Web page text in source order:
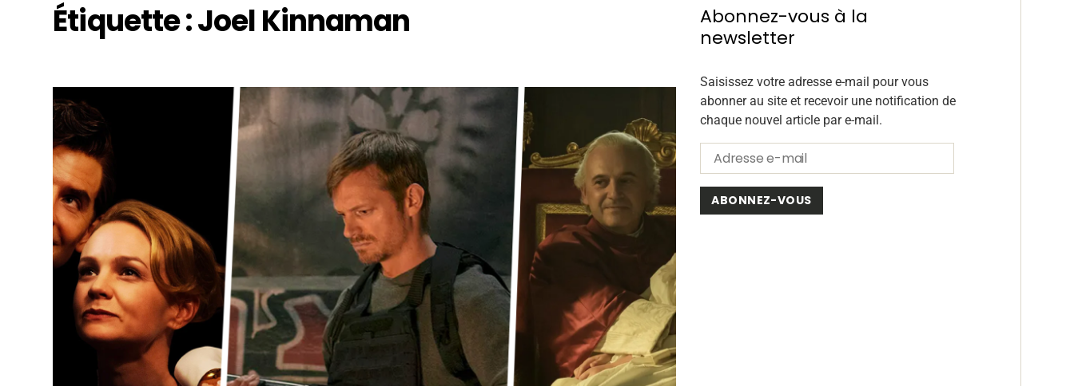
Étiquette :Joel Kinnaman
Abonnez-vous à la
newsletter
Saisissez votre adresse e-mail pour vous
abonner au site et recevoir une notification de
chaque nouvel article par e-mail.
ABONNEZ-VOUS